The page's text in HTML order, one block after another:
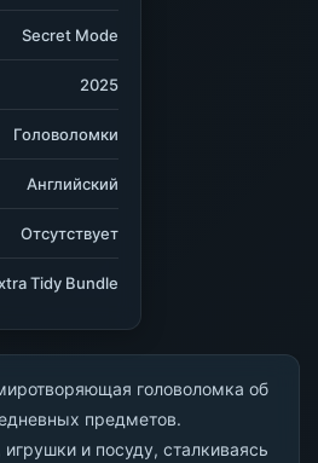
головоломка об
предметов.
и посуду, сталкиваясь
Secret Mode
2025
Головоломки
Английский
Отсутствует
Tidy Bundle